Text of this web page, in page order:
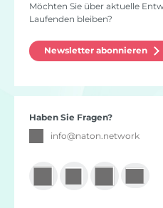
Möchten Sie über aktuelle
Laufenden bleiben?
Newsletter abonnieren
Haben Sie Fragen?
info@naton.network